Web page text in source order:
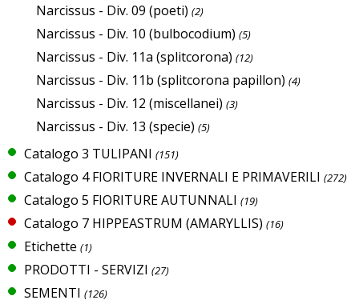
Narcissus - Div. 09 (poeti) (2)
Narcissus - Div. 10 (bulbocodium) (5)
Narcissus - Div. 11a (splitcorona) (12)
Narcissus - Div. 11b (splitcorona papillon) (4)
Narcissus - Div. 12 (miscellanei) (3)
Narcissus - Div. 13 (specie) (5)
Catalogo 3 TULIPANI (151)
Catalogo 4 FIORITURE INVERNALI E PRIMAVERILI (272)
Catalogo 5 FIORITURE AUTUNNALI (19)
Catalogo 7 HIPPEASTRUM (AMARYLLIS) (16)
Etichette (1)
PRODOTTI - SERVIZI (27)
SEMENTI (126)